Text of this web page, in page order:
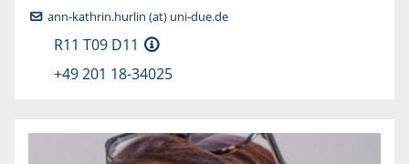
ann-kathrin.hurlin (at) uni-due.de
R11 T09 D11
+49 201 18-34025